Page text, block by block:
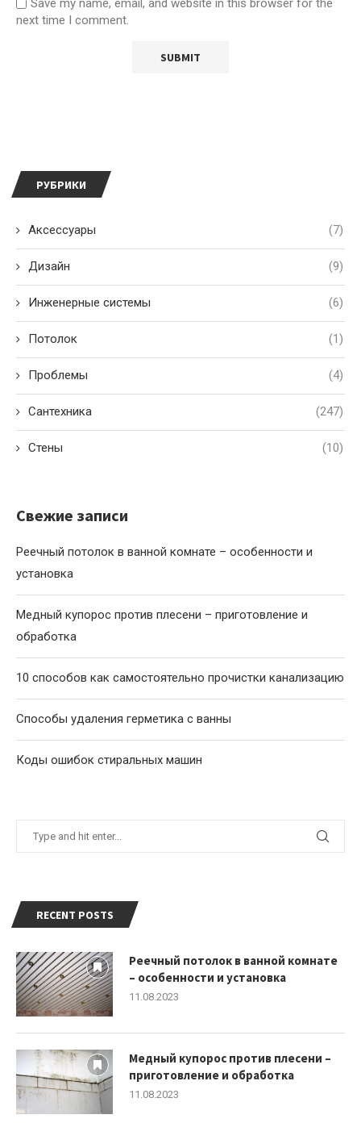
Save my name, email, and website in this browser for the
next time I comment.
РУБРИКИ
Аксессуары (7)
Дизайн (9)
Инженерные системы (6)
Потолок (1)
Проблемы (4)
Сантехника (247)
Стены (10)
Свежие записи
Реечный потолок в ванной комнате – особенности и
установка
Медный купорос против плесени – приготовление и
обработка
10 способов как самостоятельно прочистки канализацию
Способы удаления герметика с ванны
Коды ошибок стиральных машин
RECENT POSTS
Реечный потолок в ванной комнате
– особенности и установка
11.08.2023
Медный купорос против плесени –
приготовление и обработка
11.08.2023